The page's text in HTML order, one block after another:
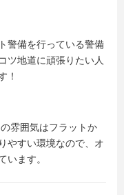
警備を行っている警備
ツ地道に頑張りたい人
！
雰囲気はフラットか
やすい環境なので、オ
います。